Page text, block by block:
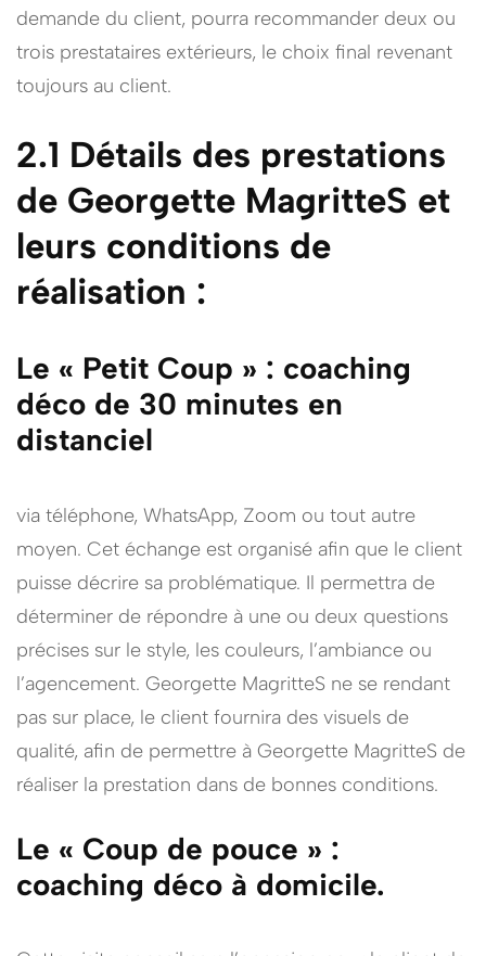
demande du client, pourra recommander deux ou
trois prestataires extérieurs, le choix final revenant
toujours au client.
2.1 Détails des prestations
de Georgette MagritteS et
leurs conditions de
réalisation :
Le « Petit Coup » : coaching
déco de 30 minutes en
distanciel
via téléphone, WhatsApp, Zoom ou tout autre
moyen. Cet échange est organisé afin que le client
puisse décrire sa problématique. Il permettra de
déterminer de répondre à une ou deux questions
précises sur le style, les couleurs, l’ambiance ou
l’agencement. Georgette MagritteS ne se rendant
pas sur place, le client fournira des visuels de
qualité, afin de permettre à Georgette MagritteS de
réaliser la prestation dans de bonnes conditions.
Le « Coup de pouce » :
coaching déco à domicile.